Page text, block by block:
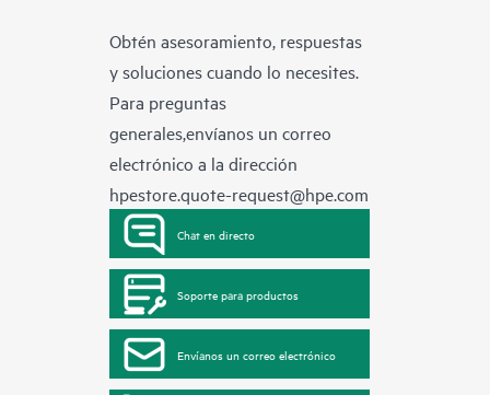
Obtén asesoramiento, respuestas
y soluciones cuando lo necesites.
Para preguntas
generales,envíanos un correo
electrónico a la dirección
hpestore.quote-request@hpe.com
Chat en directo
Soporte para productos
Envíanos un correo electrónico